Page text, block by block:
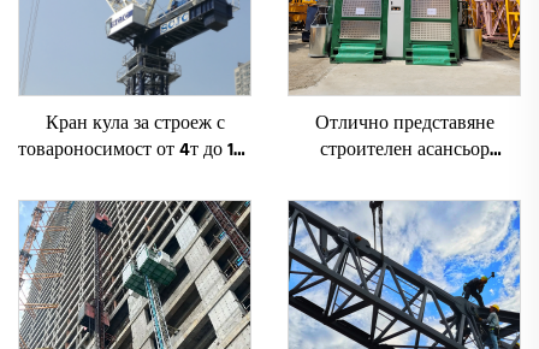
Кран кула за строеж с
товароносимост от 4т до 12т
зъбно колело, мотор, лагер,
основни компоненти
Отлично представяне
строителен асансьор
асансьорни шахти за Алжир